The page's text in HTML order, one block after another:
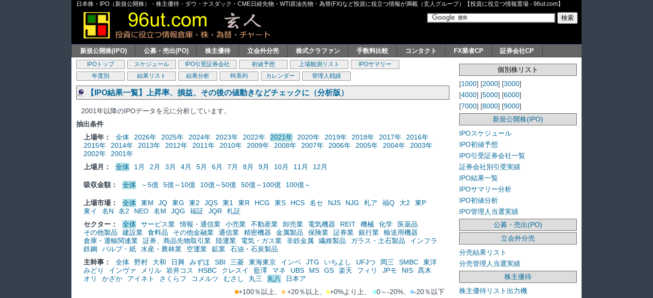
日本株・IPO（新規公開株）・株主優待・ダウ・ナスダック・CME日経先物・WTI原油先物・為替(FX)など投資に役立つ情報が満載（玄人グループ）【投資に役立つ情報置場 - 96ut.com】
新規公開株(IPO) 公募・売出(PO) 株主優待 立会外分売 株式クラファン 手数料比較 コンタクト FX業者CP 証券会社CP
IPOトップ スケジュール IPO引受証券会社 初値予想 上場観測リスト
IPOサマリー
年度別
結果リスト 結果分析 時系列 カレンダー 管理人戦績
【IPO結果一覧】上昇率、損益、その後の値動きなどチェックに（分析版）
2001年以降のIPOデータを元に分析しています。
抽出条件
上場年：
全体 2026年 2025年 2024年 2023年 2022年 2021年 2020年 2019年 2018年 2017年
2016年
2015年
2014年 2013年 2012年 2011年 2010年 2009年 2008年 2007年 2006年 2005年 2004年
2003年
2002年
2001年
上場月：
全体 1月 2月 3月 4月 5月 6月 7月 8月 9月 10月 11月 12月
吸収金額： 全体 ～5億 5億～10億 10億～50億 50億～100億 100億～
上場市場： 全体 東M JQ 東G 東2 JQS 東1 東R HCG 東S HCS 名セ NJS NJG 札ア 福Q 大2
東P
東イ
名N 名2 NEO 名M JQG 福証 JQR
札証
セクター：
全体 サービス業 情報・通信業 小売業 不動産業 卸売業 電気機器 REIT 機械 化学
医薬品
その他製品
建設業 食料品 その他金融業 通信業 精密機器 金属製品 保険業 証券業 銀行業
輸送用機器
倉庫・運輸関連業
証券、商品先物取引業 陸運業 電気・ガス業 非鉄金属 繊維製品 ガラス・土石製品
インフラ
鉄鋼
パルプ・紙 水産・農林業 空運業 鉱業
石油・石炭製品
主幹事：
全体 野村 大和 日興 みずほ SBI 三菱 東海東京 インベ JTG いちよし UFJつ 岡三 SMBC
東洋
みどり
インヴァ メリル 岩井コス HSBC クレスイ 藍澤 マネ UBS MS GS 楽天 フィリ JPモ NIS
髙木
オリ
かざか アイネト さくらフ コメルツ むさし 丸三 丸八
日本ア
■+100％以上、 ■+20％以上、 ■+0%より上、 ■0～-20%、 ■-20％以下
個別株リスト
[1000] [2000] [3000]
[4000] [5000] [6000]
[7000] [8000] [9000]
新規公開株(IPO)
IPOスケジュール
IPO初値予想
IPO引受証券会社一覧
証券会社別引受実績
IPO結果一覧
IPOサマリー分析
IPO初値分析
IPO管理人当選実績
公募・売出(PO)
立会外分売
分売結果リスト
分売管理人当選実績
株主優待
株主優待リスト出力機